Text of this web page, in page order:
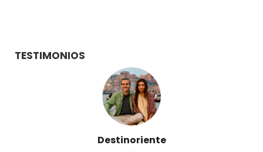
TESTIMONIOS
Destinoriente